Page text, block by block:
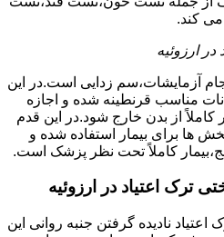
کند.
ارزوئیه
آزمایشات،سم زدایی است.در این
مناسب قرنطینه شده و اجازه
از بدن خارج شود.در این قدم
ها برای بیمار استفاده شده و
کاملاً تحت نظر پزشک است.
ترک اعتیاد در ارزوئیه
نادیده گرفتن جنبه روانی این